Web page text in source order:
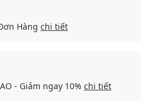
Hàng chi tiết
- Giảm ngay 10% chi tiết